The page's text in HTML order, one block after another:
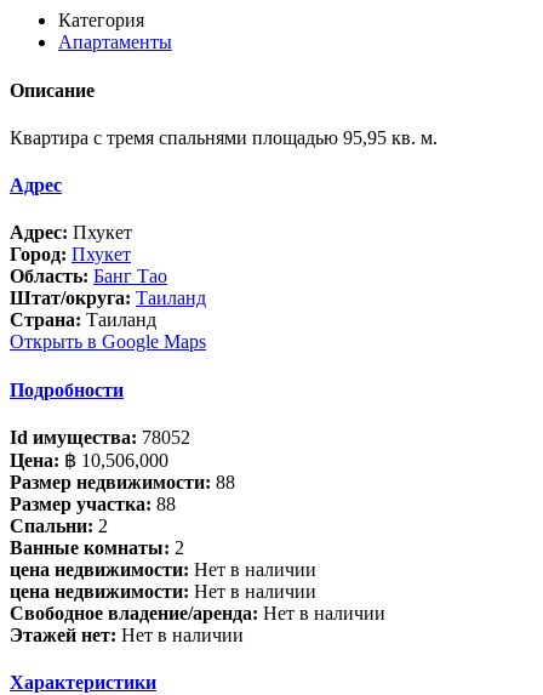
Категория
Апартаменты
Описание
Квартира с тремя спальнями площадью 95,95 кв. м.
Адрес
Адрес: Пхукет
Город: Пхукет
Область: Банг Тао
Штат/округа: Таиланд
Страна: Таиланд
Открыть в Google Maps
Подробности
Id имущества: 78052
Цена: ฿ 10,506,000
Размер недвижимости: 88
Размер участка: 88
Спальни: 2
Ванные комнаты: 2
цена недвижимости: Нет в наличии
цена недвижимости: Нет в наличии
Свободное владение/аренда: Нет в наличии
Этажей нет: Нет в наличии
Характеристики